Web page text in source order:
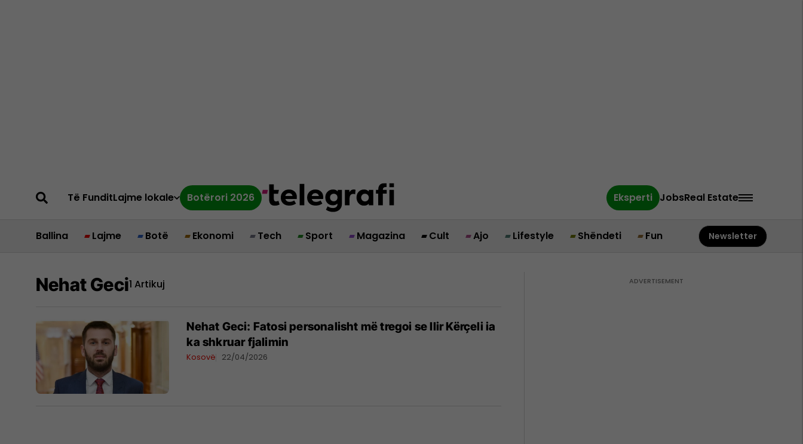
Të FunditLajme lokale Botërori 2026 Eksperti JobsReal Estate
Ballina Lajme Botë Ekonomi Tech Sport Magazina Cult Ajo Lifestyle Shëndeti Fun Newsletter
Nehat Geci1 Artikuj
Nehat Geci: Fatosi personalisht më tregoi se Ilir Kërçeli ia
ka shkruar fjalimin
Kosovë 22/04/2026